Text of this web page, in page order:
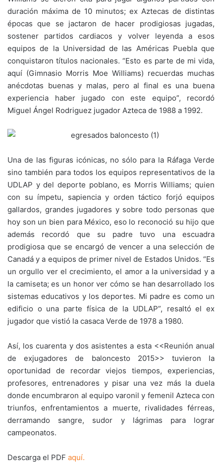
duración máxima de 10 minutos; ex Aztecas de distintas
épocas que se jactaron de hacer prodigiosas jugadas,
sostener partidos cardiacos y volver leyenda a esos
equipos de la Universidad de las Américas Puebla que
conquistaron títulos nacionales. “Esto es parte de mi vida,
aquí (Gimnasio Morris Moe Williams) recuerdas muchas
anécdotas buenas y malas, pero al final es una buena
experiencia haber jugado con este equipo”, recordó
Miguel Ángel Rodriguez jugador Azteca de 1988 a 1992.
Una de las figuras icónicas, no sólo para la Ráfaga Verde
sino también para todos los equipos representativos de la
UDLAP y del deporte poblano, es Morris Williams; quien
con su ímpetu, sapiencia y orden táctico forjó equipos
gallardos, grandes jugadores y sobre todo personas que
hoy son un bien para México, eso lo reconoció su hijo que
además recordó que su padre tuvo una escuadra
prodigiosa que se encargó de vencer a una selección de
Canadá y a equipos de primer nivel de Estados Unidos. “Es
un orgullo ver el crecimiento, el amor a la universidad y a
la camiseta; es un honor ver cómo se han desarrollado los
sistemas educativos y los deportes. Mi padre es como un
edificio o una parte física de la UDLAP”, resaltó el ex
jugador que vistió la casaca Verde de 1978 a 1980.
Así, los cuarenta y dos asistentes a esta <<Reunión anual
de exjugadores de baloncesto 2015>> tuvieron la
oportunidad de recordar viejos tiempos, experiencias,
profesores, entrenadores y pisar una vez más la duela
donde encumbraron al equipo varonil y femenil Azteca con
triunfos, enfrentamientos a muerte, rivalidades férreas,
derramando sangre, sudor y lágrimas para lograr
campeonatos.
Descarga el PDF aquí.